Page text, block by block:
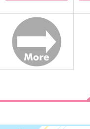
すくすく！
すくすくひよこくら
ぶ
円（税込）